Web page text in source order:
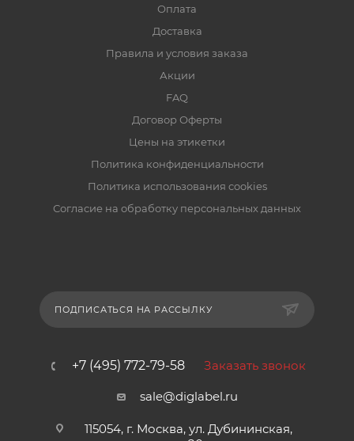
Оплата
Доставка
Правила и условия заказа
Акции
FAQ
Договор Оферты
Цены на этикетки
Политика конфиденциальности
Политика использования cookies
Согласие на обработку персональных данных
ПОДПИСАТЬСЯ НА РАССЫЛКУ
+7 (495) 772-79-58 Заказать звонок
sale@diglabel.ru
115054, г. Москва, ул. Дубининская,